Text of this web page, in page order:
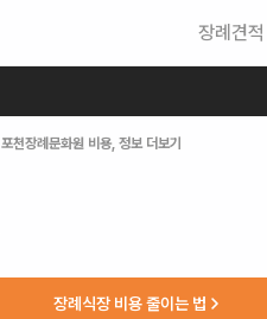
장례견적
포천장례문화원 비용, 정보 더보기
장례식장 비용 줄이는 법